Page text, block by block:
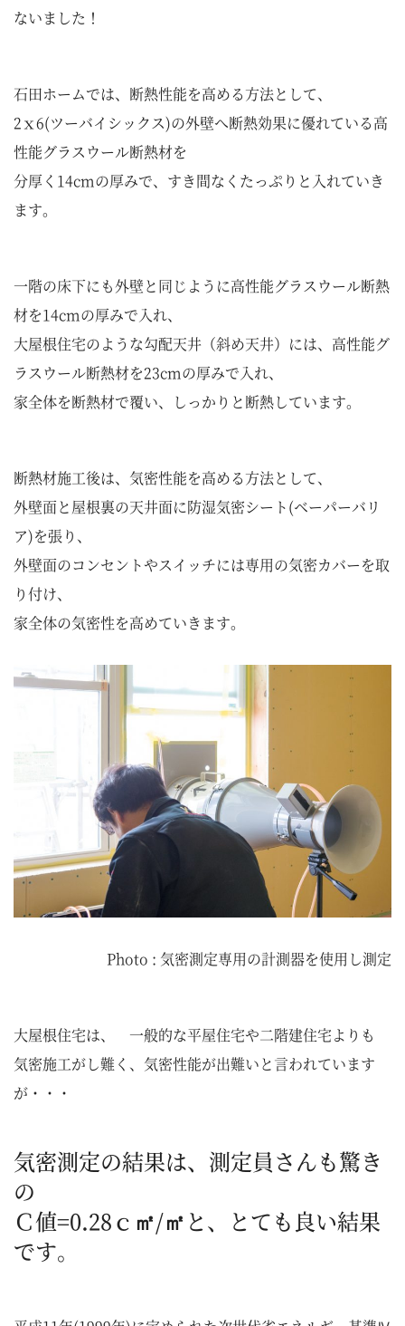
ないました！
石田ホームでは、断熱性能を高める方法として、
2ｘ6(ツーバイシックス)の外壁へ断熱効果に優れている高
性能グラスウール断熱材を
分厚く14cmの厚みで、すき間なくたっぷりと入れていき
ます。
一階の床下にも外壁と同じように高性能グラスウール断熱
材を14cmの厚みで入れ、
大屋根住宅のような勾配天井（斜め天井）には、高性能グ
ラスウール断熱材を23cmの厚みで入れ、
家全体を断熱材で覆い、しっかりと断熱しています。
断熱材施工後は、気密性能を高める方法として、
外壁面と屋根裏の天井面に防湿気密シート(ベーパーバリ
ア)を張り、
外壁面のコンセントやスイッチには専用の気密カバーを取
り付け、
家全体の気密性を高めていきます。
Photo : 気密測定専用の計測器を使用し測定
大屋根住宅は、 一般的な平屋住宅や二階建住宅よりも
気密施工がし難く、気密性能が出難いと言われています
が・・・
気密測定の結果は、測定員さんも驚き
の
Ｃ値=0.28ｃ㎡/㎡ と、とても良い結果
です。